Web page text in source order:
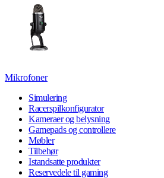
Mikrofoner
Simulering
Racerspilkonfigurator
Kameraer og belysning
Gamepads og controllere
Møbler
Tilbehør
Istandsatte produkter
Reservedele til gaming